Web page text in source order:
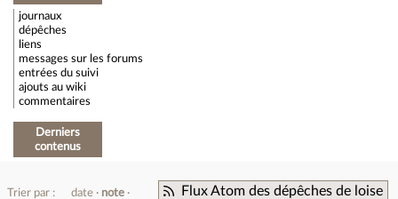
journaux
dépêches
liens
messages sur les forums
entrées du suivi
ajouts au wiki
commentaires
Derniers
contenus
Flux Atom des dépêches de loise
Trier par : date
note